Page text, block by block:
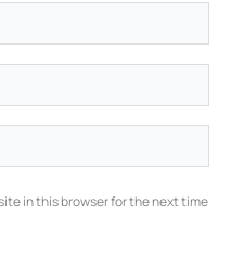
in this browser for the next time